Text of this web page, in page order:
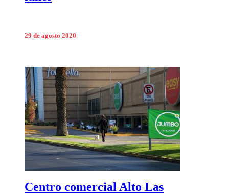
29 de agosto 2020
Centro comercial Alto Las